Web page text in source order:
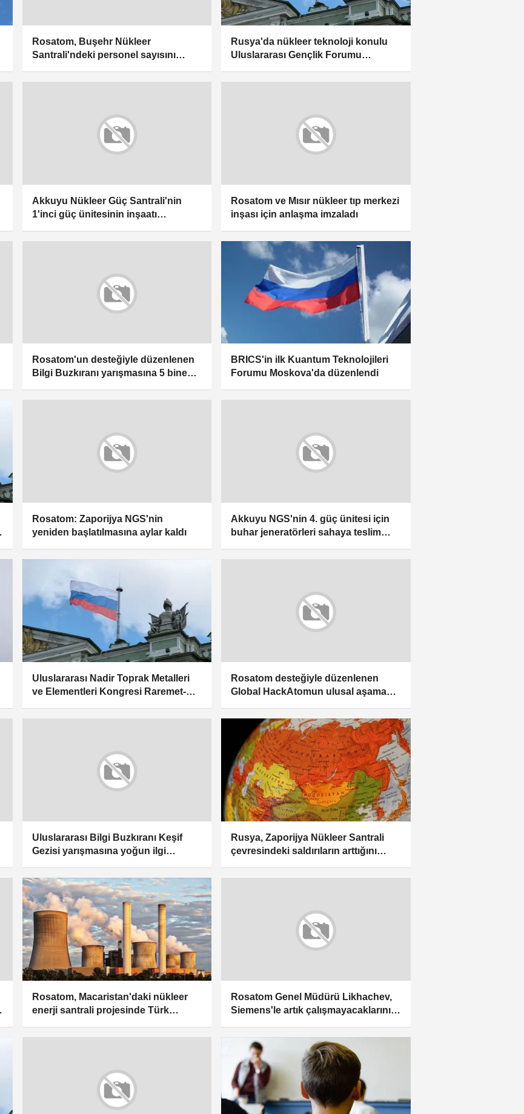
Rosatom, Buşehr Nükleer
Santrali'ndeki personel sayısını
Rusya'da nükleer teknoloji konulu
Uluslararası Gençlik Forumu
Akkuyu Nükleer Güç Santrali'nin
1'inci güç ünitesinin inşaatı
Rosatom ve Mısır nükleer tıp merkezi
inşası için anlaşma imzaladı
Rosatom'un desteğiyle düzenlenen
Bilgi Buzkıranı yarışmasına 5 bine
BRICS'in ilk Kuantum Teknolojileri
Forumu Moskova'da düzenlendi
Rosatom: Zaporijya NGS'nin
yeniden başlatılmasına aylar kaldı
Akkuyu NGS'nin 4. güç ünitesi için
buhar jeneratörleri sahaya teslim
Uluslararası Nadir Toprak Metalleri
ve Elementleri Kongresi Raremet-
Rosatom desteğiyle düzenlenen
Global HackAtomun ulusal aşaması
Uluslararası Bilgi Buzkıranı Keşif
Gezisi yarışmasına yoğun ilgi
Rusya, Zaporijya Nükleer Santrali
çevresindeki saldırıların arttığını
Rosatom, Macaristan'daki nükleer
enerji santrali projesinde Türk
Rosatom Genel Müdürü Likhachev,
Siemens'le artık çalışmayacaklarını